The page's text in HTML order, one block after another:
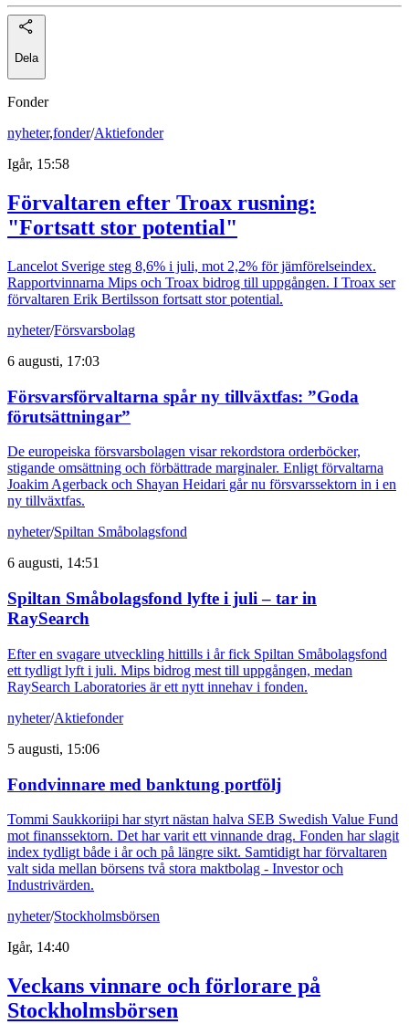
Dela
Fonder
nyheter,fonder/Aktiefonder
Igår, 15:58
Förvaltaren efter Troax rusning:
"Fortsatt stor potential"
Lancelot Sverige steg 8,6% i juli, mot 2,2% för jämförelseindex.
Rapportvinnarna Mips och Troax bidrog till uppgången. I Troax ser
förvaltaren Erik Bertilsson fortsatt stor potential.
nyheter/Försvarsbolag
6 augusti, 17:03
Försvarsförvaltarna spår ny tillväxtfas: ”Goda
förutsättningar”
De europeiska försvarsbolagen visar rekordstora orderböcker,
stigande omsättning och förbättrade marginaler. Enligt förvaltarna
Joakim Agerback och Shayan Heidari går nu försvarssektorn in i en
ny tillväxtfas.
nyheter/Spiltan Småbolagsfond
6 augusti, 14:51
Spiltan Småbolagsfond lyfte i juli – tar in
RaySearch
Efter en svagare utveckling hittills i år fick Spiltan Småbolagsfond
ett tydligt lyft i juli. Mips bidrog mest till uppgången, medan
RaySearch Laboratories är ett nytt innehav i fonden.
nyheter/Aktiefonder
5 augusti, 15:06
Fondvinnare med banktung portfölj
Tommi Saukkoriipi har styrt nästan halva SEB Swedish Value Fund
mot finanssektorn. Det har varit ett vinnande drag. Fonden har slagit
index tydligt både i år och på längre sikt. Samtidigt har förvaltaren
valt sida mellan börsens två stora maktbolag - Investor och
Industrivärden.
nyheter/Stockholmsbörsen
Igår, 14:40
Veckans vinnare och förlorare på
Stockholmsbörsen